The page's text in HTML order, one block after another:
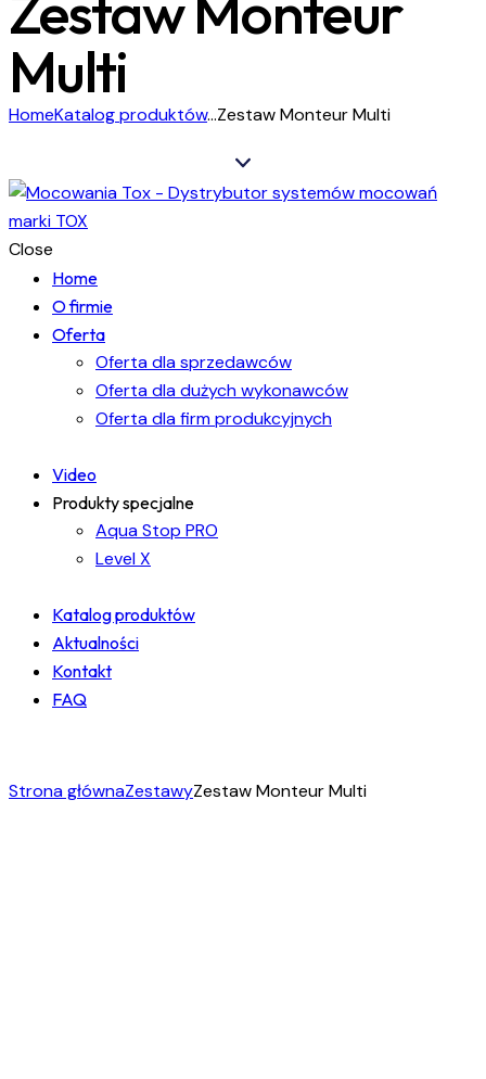
Multi
HomeKatalog produktów...Zestaw Monteur Multi
Close
Home
O firmie
Oferta
Oferta dla sprzedawców
Oferta dla dużych wykonawców
Oferta dla firm produkcyjnych
Video
Produkty specjalne
Aqua Stop PRO
Level X
Katalog produktów
Aktualności
Kontakt
FAQ
1
Strona głównaZestawyZestaw Monteur Multi